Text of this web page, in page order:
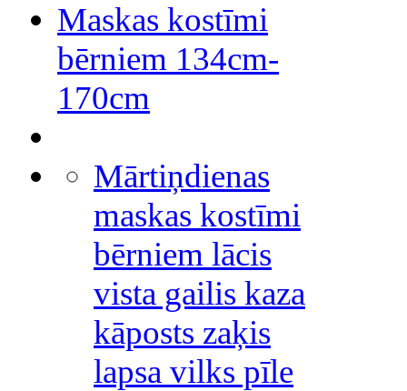
Maskas kostīmi
bērniem 134cm-
170cm
Mārtiņdienas
maskas kostīmi
bērniem lācis
vista gailis kaza
kāposts zaķis
lapsa vilks pīle